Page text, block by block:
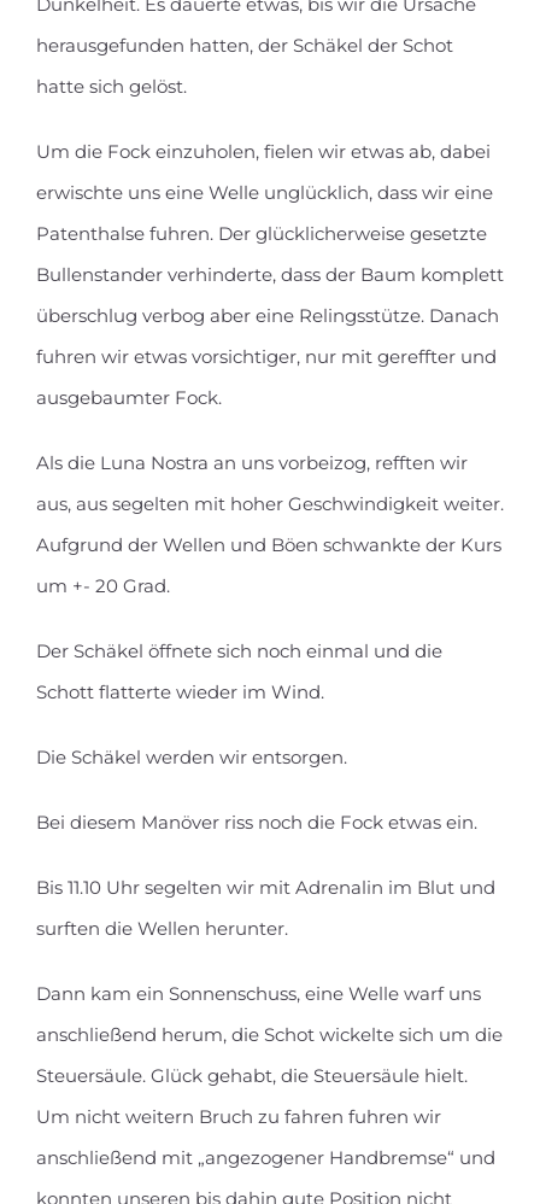
herausgefunden hatten, der Schäkel der Schot
hatte sich gelöst.
Um die Fock einzuholen, fielen wir etwas ab, dabei
erwischte uns eine Welle unglücklich, dass wir eine
Patenthalse fuhren. Der glücklicherweise gesetzte
Bullenstander verhinderte, dass der Baum komplett
überschlug verbog aber eine Relingsstütze. Danach
fuhren wir etwas vorsichtiger, nur mit gereffter und
ausgebaumter Fock.
Als die Luna Nostra an uns vorbeizog, refften wir
aus, aus segelten mit hoher Geschwindigkeit weiter.
Aufgrund der Wellen und Böen schwankte der Kurs
um +- 20 Grad.
Der Schäkel öffnete sich noch einmal und die
Schott flatterte wieder im Wind.
Die Schäkel werden wir entsorgen.
Bei diesem Manöver riss noch die Fock etwas ein.
Bis 11.10 Uhr segelten wir mit Adrenalin im Blut und
surften die Wellen herunter.
Dann kam ein Sonnenschuss, eine Welle warf uns
anschließend herum, die Schot wickelte sich um die
Steuersäule. Glück gehabt, die Steuersäule hielt.
Um nicht weitern Bruch zu fahren fuhren wir
anschließend mit „angezogener Handbremse“ und
konnten unseren bis dahin gute Position nicht